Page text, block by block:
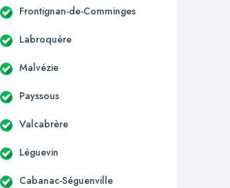
Frontignan-de-Comminges
Labroquère
Malvézie
Payssous
Valcabrère
Léguevin
Cabanac-Séguenville